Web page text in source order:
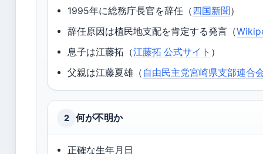
1995年に総務庁長官を辞任（ 四国新聞 ）
辞任原因は植民地支配を肯定する発言（
息子は江藤拓（江藤拓 公式サイト ）
父親は江藤夏雄（ 自由民主党宮崎県支部連合
2 何が不明か
正確な生年月日